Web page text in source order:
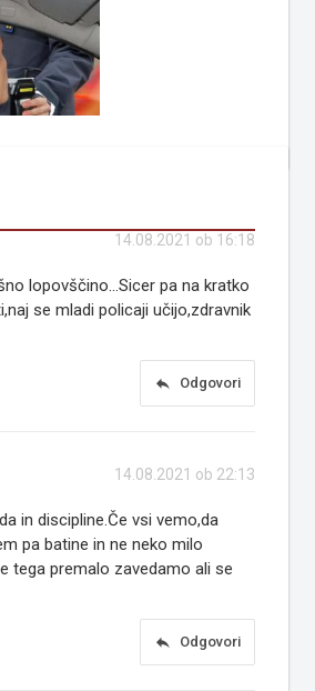
14.08.2021 ob 16:18
lopovščino...Sicer pa na kratko
se mladi policaji učijo,zdravnik
reply Odgovori
14.08.2021 ob 22:13
in discipline.Če vsi vemo,da
pa batine in ne neko milo
tega premalo zavedamo ali se
reply Odgovori